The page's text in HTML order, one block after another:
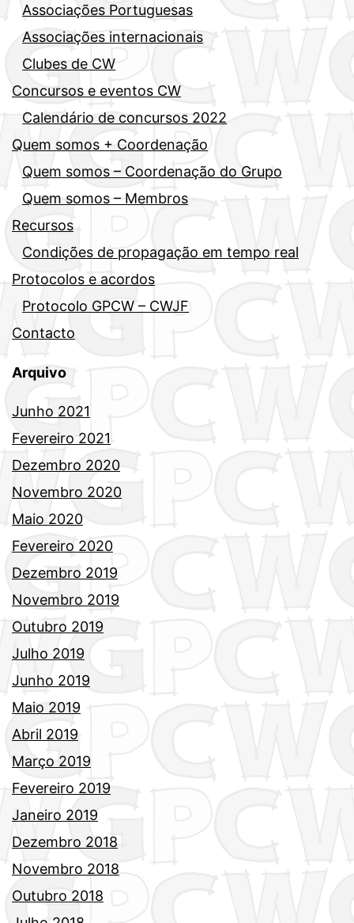
Associações Portuguesas
Associações internacionais
Clubes de CW
Concursos e eventos CW
Calendário de concursos 2022
Quem somos + Coordenação
Quem somos – Coordenação do Grupo
Quem somos – Membros
Recursos
Condições de propagação em tempo real
Protocolos e acordos
Protocolo GPCW – CWJF
Contacto
Arquivo
Junho 2021
Fevereiro 2021
Dezembro 2020
Novembro 2020
Maio 2020
Fevereiro 2020
Dezembro 2019
Novembro 2019
Outubro 2019
Julho 2019
Junho 2019
Maio 2019
Abril 2019
Março 2019
Fevereiro 2019
Janeiro 2019
Dezembro 2018
Novembro 2018
Outubro 2018